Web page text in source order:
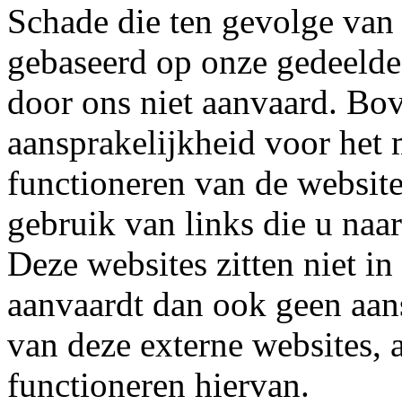
Schade die ten gevolge
gebaseerd op onze
door ons niet aanvaard.
aansprakelijkheid voor het
functioneren van de
gebruik van links die u
Deze websites zitten niet
aanvaardt dan ook geen
van deze externe
functioneren hiervan.